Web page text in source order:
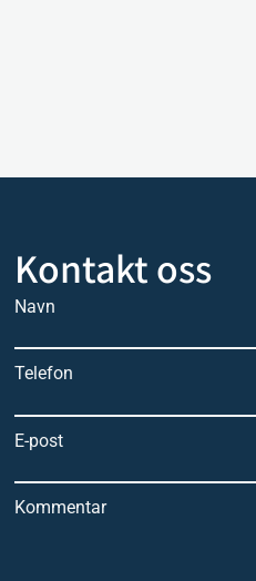
Kontakt oss
Navn
Telefon
E-post
Kommentar